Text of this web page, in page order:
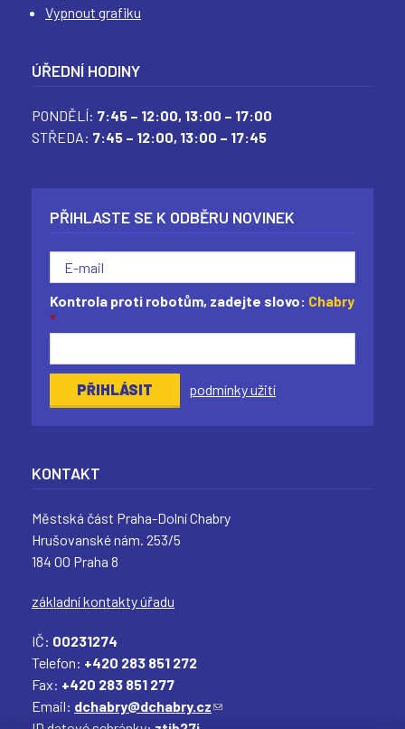
Vypnout grafiku
ÚŘEDNÍ HODINY
PONDĚLÍ: 7:45 – 12:00, 13:00 – 17:00
STŘEDA: 7:45 – 12:00, 13:00 – 17:45
PŘIHLASTE SE K ODBĚRU NOVINEK
Kontrola proti robotům, zadejte slovo: Chabry
*
podmínky užití
KONTAKT
Městská část Praha-Dolní Chabry
Hrušovanské nám. 253/5
184 00 Praha 8
základní kontakty úřadu
IČ: 00231274
Telefon: +420 283 851 272
Fax: +420 283 851 277
Email: dchabry@dchabry.cz(